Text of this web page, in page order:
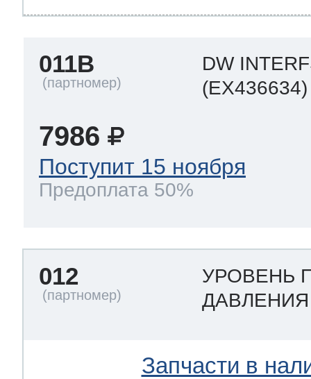
011B
DW
(EX436634)
7986
Поступит 15 ноября
Предоплата 50%
012
УРОВЕНЬ
Запчасти в